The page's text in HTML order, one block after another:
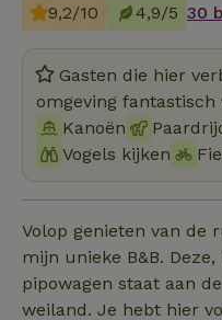
9,2/10 4,9/5 30
Gasten die hier
omgeving fantastisch
Kanoën
Vogels kijken
Volop genieten van de
mijn unieke B&B.
pipowagen staat aan
weiland. Je hebt hier